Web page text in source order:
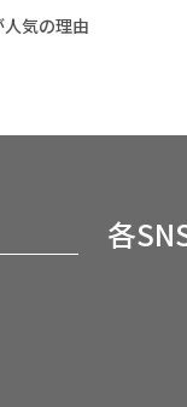
気の理由
各